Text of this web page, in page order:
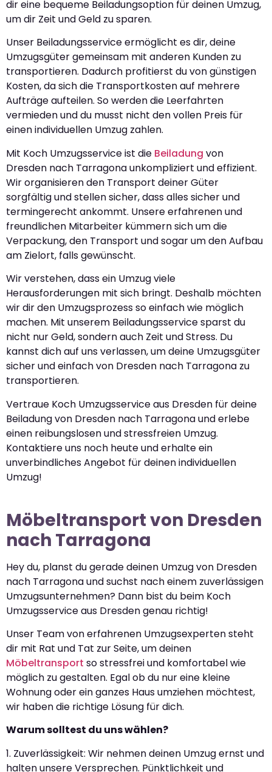
dir eine bequeme Beiladungsoption für deinen Umzug,
um dir Zeit und Geld zu sparen.
Unser Beiladungsservice ermöglicht es dir, deine
Umzugsgüter gemeinsam mit anderen Kunden zu
transportieren. Dadurch profitierst du von günstigen
Kosten, da sich die Transportkosten auf mehrere
Aufträge aufteilen. So werden die Leerfahrten
vermieden und du musst nicht den vollen Preis für
einen individuellen Umzug zahlen.
Mit Koch Umzugsservice ist die Beiladung von
Dresden nach Tarragona unkompliziert und effizient.
Wir organisieren den Transport deiner Güter
sorgfältig und stellen sicher, dass alles sicher und
termingerecht ankommt. Unsere erfahrenen und
freundlichen Mitarbeiter kümmern sich um die
Verpackung, den Transport und sogar um den Aufbau
am Zielort, falls gewünscht.
Wir verstehen, dass ein Umzug viele
Herausforderungen mit sich bringt. Deshalb möchten
wir dir den Umzugsprozess so einfach wie möglich
machen. Mit unserem Beiladungsservice sparst du
nicht nur Geld, sondern auch Zeit und Stress. Du
kannst dich auf uns verlassen, um deine Umzugsgüter
sicher und einfach von Dresden nach Tarragona zu
transportieren.
Vertraue Koch Umzugsservice aus Dresden für deine
Beiladung von Dresden nach Tarragona und erlebe
einen reibungslosen und stressfreien Umzug.
Kontaktiere uns noch heute und erhalte ein
unverbindliches Angebot für deinen individuellen
Umzug!
Möbeltransport von Dresden
nach Tarragona
Hey du, planst du gerade deinen Umzug von Dresden
nach Tarragona und suchst nach einem zuverlässigen
Umzugsunternehmen? Dann bist du beim Koch
Umzugsservice aus Dresden genau richtig!
Unser Team von erfahrenen Umzugsexperten steht
dir mit Rat und Tat zur Seite, um deinen
Möbeltransport so stressfrei und komfortabel wie
möglich zu gestalten. Egal ob du nur eine kleine
Wohnung oder ein ganzes Haus umziehen möchtest,
wir haben die richtige Lösung für dich.
Warum solltest du uns wählen?
1. Zuverlässigkeit: Wir nehmen deinen Umzug ernst und
halten unsere Versprechen. Pünktlichkeit und